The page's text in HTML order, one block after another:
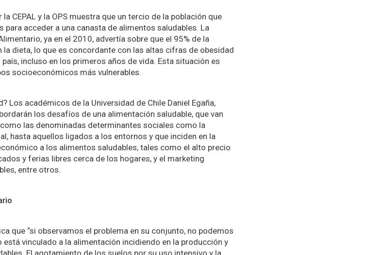
CEPAL y la OPS muestra que un tercio de la población que
para acceder a una canasta de alimentos saludables. La
ya en el 2010, advertía sobre que el 95% de la
la dieta, lo que es concordante con las altas cifras de obesidad
incluso en los primeros años de vida. Esta situación es
socioeconómicos más vulnerables.
Los académicos de la Universidad de Chile Daniel Egaña,
los desafíos de una alimentación saludable, que van
las denominadas determinantes sociales como la
hasta aquellos ligados a los entornos y que inciden en la
a los alimentos saludables, tales como el alto precio
y ferias libres cerca de los hogares, y el marketing
entre otros.
que “si observamos el problema en su conjunto, no podemos
vinculado a la alimentación incidiendo en la producción y
El agotamiento de los suelos por su uso intensivo y la